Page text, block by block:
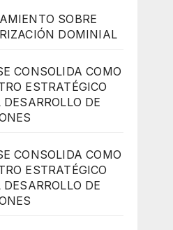
SOBRE
DOMINIAL
CONSOLIDA COMO
ESTRATÉGICO
DESARROLLO DE
CONSOLIDA COMO
ESTRATÉGICO
DESARROLLO DE